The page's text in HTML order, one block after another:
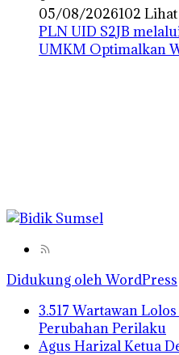
05/08/2026102 Lihat
PLN UID S2JB
UMKM Optimalkan
Didukung oleh WordPress
3.517 Wartawan
Perubahan Perilaku
Agus Harizal Ketua